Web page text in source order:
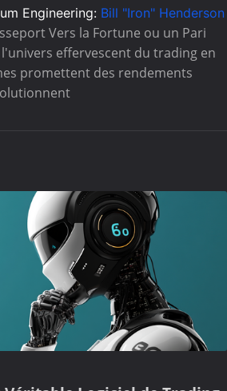
Engineering: Bill "Iron" Henderson
Vers la Fortune ou un Pari
l'univers effervescent du trading en
promettent des rendements